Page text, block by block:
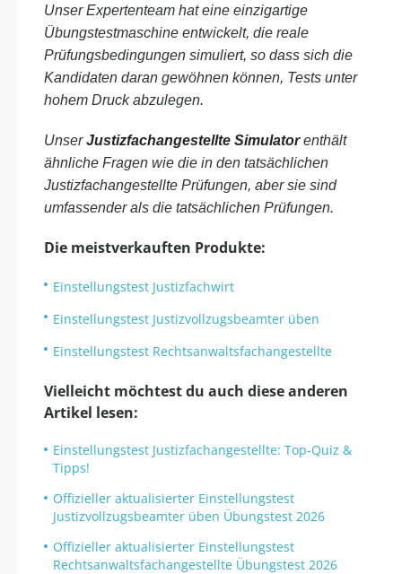
Unser Expertenteam hat eine einzigartige
Übungstestmaschine entwickelt, die reale
Prüfungsbedingungen simuliert, so dass sich die
Kandidaten daran gewöhnen können, Tests unter
hohem Druck abzulegen.
UnserJustizfachangestellte Simulatorenthält
ähnliche Fragen wie die in den tatsächlichen
Justizfachangestellte Prüfungen, aber sie sind
umfassender als die tatsächlichen Prüfungen.
Die meistverkauften Produkte:
Einstellungstest Justizfachwirt
Einstellungstest Justizvollzugsbeamter üben
Einstellungstest Rechtsanwaltsfachangestellte
Vielleicht möchtest du auch diese anderen
Artikel lesen:
Einstellungstest Justizfachangestellte: Top-Quiz &
Tipps!
Offizieller aktualisierter Einstellungstest
Justizvollzugsbeamter üben Übungstest 2026
Offizieller aktualisierter Einstellungstest
Rechtsanwaltsfachangestellte Übungstest 2026